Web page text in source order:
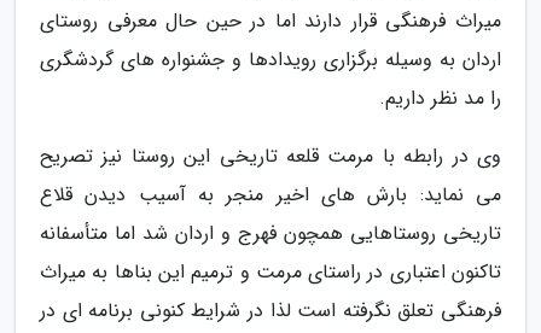
میراث فرهنگی قرار دارند اما در حین حال معرفی روستای
اردان به وسیله برگزاری رویدادها و جشنواره های گردشگری
را مد نظر داریم.
وی در رابطه با مرمت قلعه تاریخی این روستا نیز تصریح
می نماید: بارش های اخیر منجر به آسیب دیدن قلاع
تاریخی روستاهایی همچون فهرج و اردان شد اما متأسفانه
تاکنون اعتباری در راستای مرمت و ترمیم این بناها به میراث
فرهنگی تعلق نگرفته است لذا در شرایط کنونی برنامه ای در